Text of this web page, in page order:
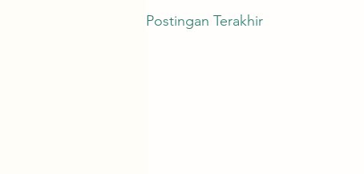
Postingan Terakhir